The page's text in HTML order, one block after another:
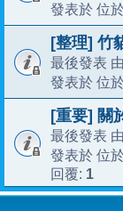
發表於 位於
[整理] 竹
最後發表
發表於 位於
[重要] 關
最後發表
發表於 位於
回覆: 1